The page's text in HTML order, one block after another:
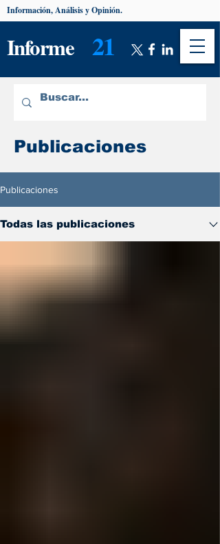
Informe 21
Información, Análisis y Opinión.
Publicaciones
Publicaciones
Todas las publicaciones